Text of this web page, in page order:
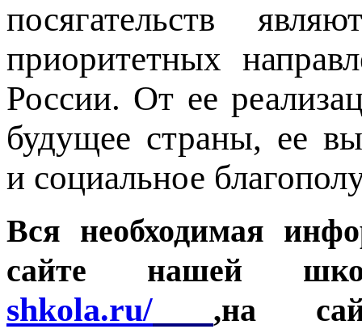
посягательств
приоритетных
России. От ее
будущее страны, ее
и социальное
Вся необходимая
сайте нашей
shkola.ru/
,на